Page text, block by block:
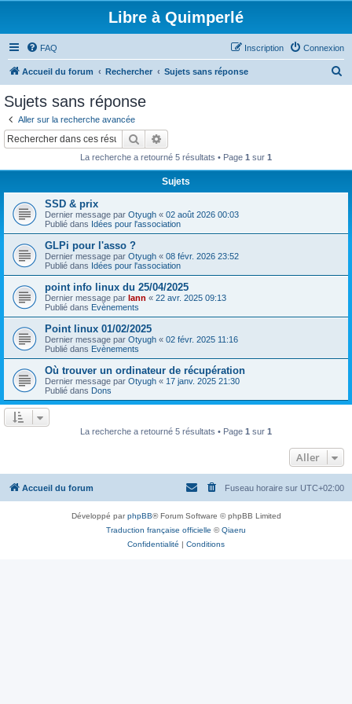
Libre à Quimperlé
FAQ Connexion
Inscription
Accueil du forum Rechercher Sujets sans réponse
Sujets sans réponse
Aller sur la recherche avancée
Rechercher
La recherche a retourné 5 résultats • Page 1 sur 1
Sujets
SSD & prix
Dernier message par Otyugh « 02 août 2026 00:03
Publié dans Idées pour l'association
GLPi pour l'asso ?
Dernier message par Otyugh « 08 févr. 2026 23:52
Publié dans Idées pour l'association
point info linux du 25/04/2025
Dernier message par lann « 22 avr. 2025 09:13
Publié dans Evènements
Point linux 01/02/2025
Dernier message par Otyugh « 02 févr. 2025 11:16
Publié dans Evènements
Où trouver un ordinateur de récupération
Dernier message par Otyugh « 17 janv. 2025 21:30
Publié dans Dons
La recherche a retourné 5 résultats • Page 1 sur 1
Aller
Accueil du forum Fuseau horaire sur UTC+02:00
Développé parphpBB® Forum Software © phpBB Limited
Traduction française officielle ©Qiaeru
Confidentialité | Conditions